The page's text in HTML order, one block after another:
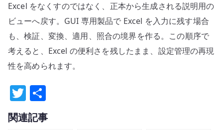
Excel をなくすのではなく、正本から生成される説明用の
ビューへ戻す。GUI 専用製品で Excel を入力に残す場合
も、検証、変換、適用、照合の境界を作る。この順序で
考えると、Excel の便利さを残したまま、設定管理の再現
性を高められます。
T
w
it
有
関連記事